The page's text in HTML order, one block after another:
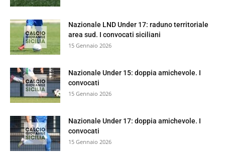
Nazionale LND Under 17: raduno territoriale
area sud. I convocati siciliani
15 Gennaio 2026
Nazionale Under 15: doppia amichevole. I
convocati
15 Gennaio 2026
Nazionale Under 17: doppia amichevole. I
convocati
15 Gennaio 2026